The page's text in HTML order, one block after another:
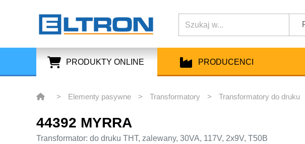
PRODUKTY ONLINE PRODUCENCI
> Elementy pasywne > Transformatory > Transformatory do druku
44392 MYRRA
Transformator: do druku THT, zalewany, 30VA, 117V, 2x9V, T50B